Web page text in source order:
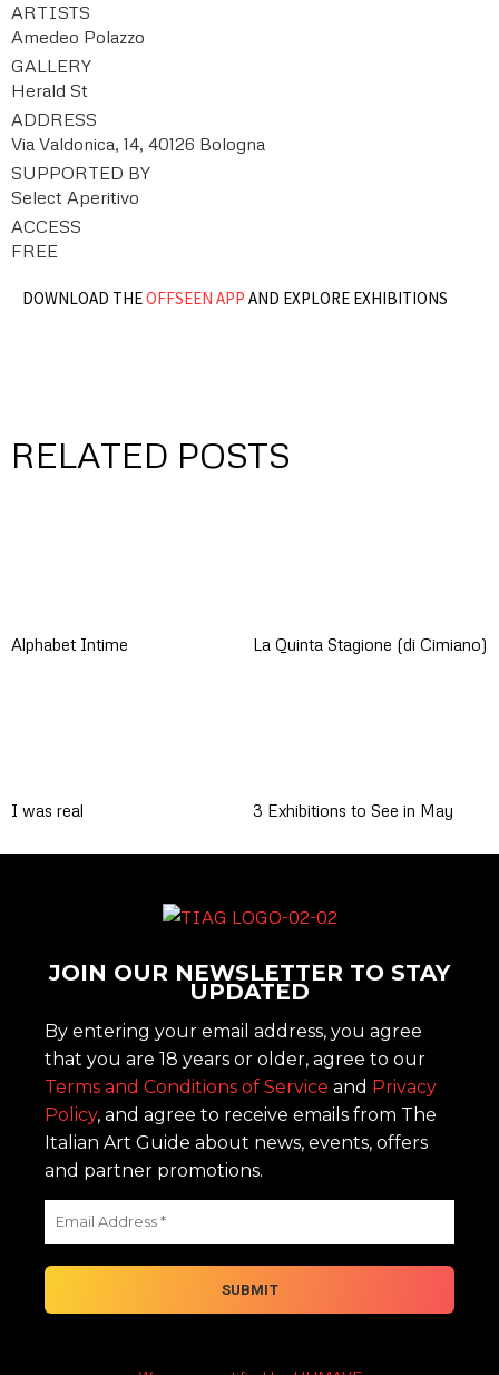
ARTISTS
Amedeo Polazzo
GALLERY
Herald St
ADDRESS
Via Valdonica, 14, 40126 Bologna
SUPPORTED BY
Select Aperitivo
ACCESS
FREE
DOWNLOAD THEOFFSEEN APP AND EXPLORE EXHIBITIONS
RELATED POSTS
Alphabet Intime La Quinta Stagione (di Cimiano)
I was real 3 Exhibitions to See in May
JOIN OUR NEWSLETTER TO STAY
UPDATED
By entering your email address, you agree
that you are 18 years or older, agree to our
Terms and Conditions of Service and Privacy
Policy, and agree to receive emails from The
Italian Art Guide about news, events, offers
and partner promotions.